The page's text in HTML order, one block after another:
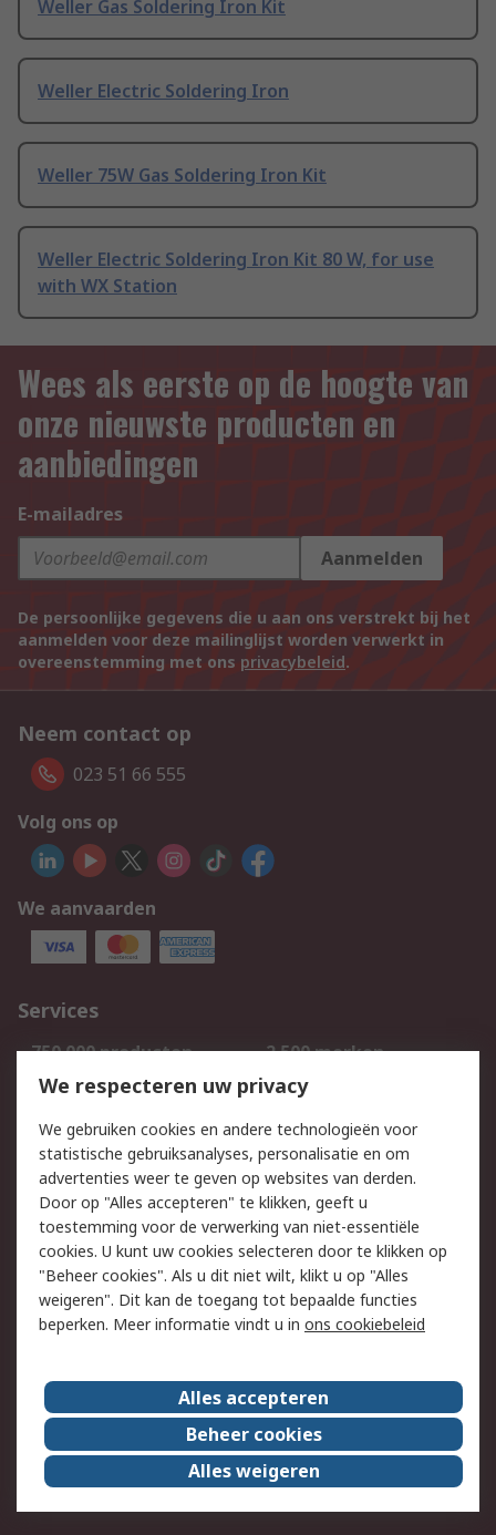
Weller Gas Soldering Iron Kit
Weller Electric Soldering Iron
Weller 75W Gas Soldering Iron Kit
Weller Electric Soldering Iron Kit 80 W, for use
with WX Station
Wees als eerste op de hoogte van
onze nieuwste producten en
aanbiedingen
E-mailadres
Aanmelden
De persoonlijke gegevens die u aan ons verstrekt bij het
aanmelden voor deze mailinglijst worden verwerkt in
overeenstemming met ons privacybeleid.
Neem contact op
023 51 66 555
Volg ons op
We aanvaarden
Services
750.000 producten
2.500 merken
Bestellen
Inkoopoplossingen
Track & Trace
Wettelijk
Cookiebeleid
Email veiligheid
Privacybeleid
Websitevoorwaarden
Algemene
verkoopvoorwaarden
Over RS
RS Group
Over ons
RS wereldwijd
Werken bij RS
ESG
We respecteren uw privacy
We gebruiken cookies en andere technologieën voor
statistische gebruiksanalyses, personalisatie en om
advertenties weer te geven op websites van derden.
Door op "Alles accepteren" te klikken, geeft u
toestemming voor de verwerking van niet-essentiële
cookies. U kunt uw cookies selecteren door te klikken op
"Beheer cookies". Als u dit niet wilt, klikt u op "Alles
weigeren". Dit kan de toegang tot bepaalde functies
beperken. Meer informatie vindt u in ons cookiebeleid
Alles accepteren
Beheer cookies
Alles weigeren